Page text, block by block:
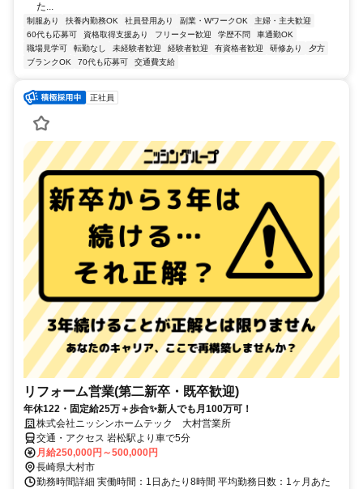
た...
制服あり 扶養内勤務OK 社員登用あり 副業・WワークOK
主婦・主夫歓迎
60代も応募可
資格取得支援あり フリーター歓迎 学歴不問
車通勤OK
職場見学可
転勤なし 未経験者歓迎 経験者歓迎 有資格者歓迎 研修あり
夕方
ブランクOK
70代も応募可 交通費支給
正社員
リフォーム営業(第二新卒・既卒歓迎)
年休122・固定給25万＋歩合✨新人でも月100万可！
株式会社ニッシンホームテック 大村営業所
交通・アクセス 岩松駅より車で5分
月給250,000円～500,000円
長崎県大村市
勤務時間詳細 実働時間：1日あたり8時間 平均勤務日数：1ヶ月あた